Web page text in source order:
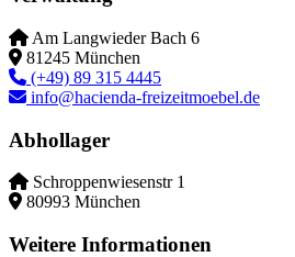
Am Langwieder Bach 6
81245 München
(+49) 89 315 4445
info@hacienda-freizeitmoebel.de
Abhollager
Schroppenwiesenstr 1
80993 München
Weitere Informationen